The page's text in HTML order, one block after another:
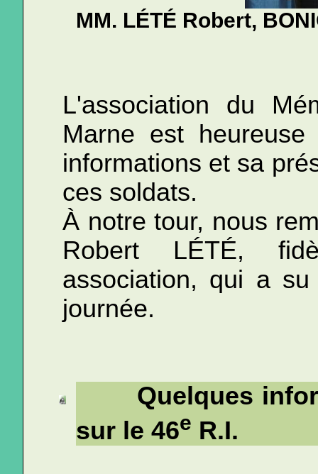
MM. LÉTÉ Robert,
L'association du
Marne est
informations et sa
ces soldats.
À notre tour, nous
Robert LÉTÉ,
association, qui a
journée.
Quelques
sur le 46e R.I.